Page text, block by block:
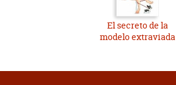
vivido tiempos
El secreto de la
modelo extraviada